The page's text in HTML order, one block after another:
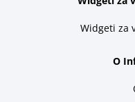
Widgeti za
O